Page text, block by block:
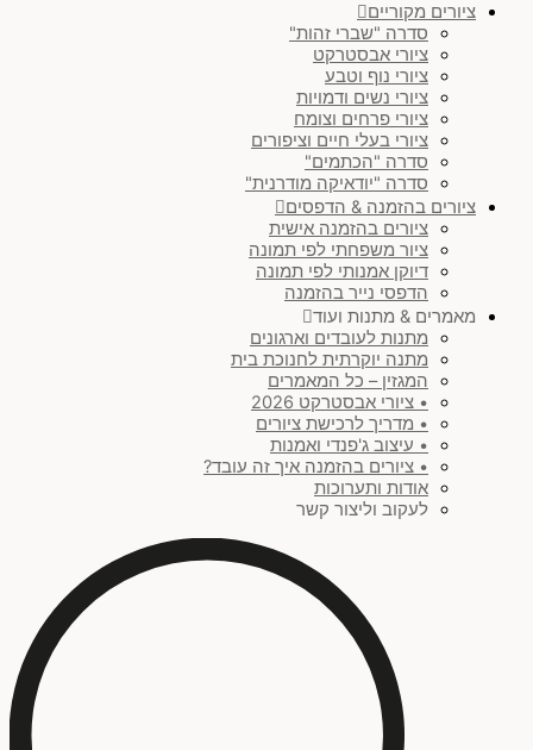
ציורים מקוריים
סדרה "שברי זהות"
ציורי אבסטרקט
ציורי נוף וטבע
ציורי נשים ודמויות
ציורי פרחים וצומח
ציורי בעלי חיים וציפורים
סדרה "הכתמים"
סדרה "יודאיקה מודרנית"
ציורים בהזמנה & הדפסים
ציורים בהזמנה אישית
ציור משפחתי לפי תמונה
דיוקן אמנותי לפי תמונה
הדפסי נייר בהזמנה
מאמרים & מתנות ועוד
מתנות לעובדים וארגונים
מתנה יוקרתית לחנוכת בית
המגזין – כל המאמרים
• ציורי אבסטרקט 2026
• מדריך לרכישת ציורים
• עיצוב ג'פנדי ואמנות
• ציורים בהזמנה איך זה עובד?
אודות ותערוכות
לעקוב וליצור קשר